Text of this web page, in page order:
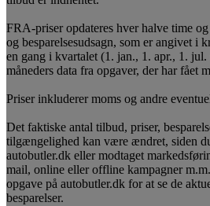
FRA-priser opdateres hver halve time
og besparelsesudsagn, som er angivet i
en gang i kvartalet (1. jan., 1. apr., 1. jul.
måneders data fra opgaver, der har fået
Priser inkluderer moms og andre
Det faktiske antal tilbud, priser,
tilgængelighed kan være ændret, siden
autobutler.dk eller modtaget
mail, online eller offline kampagner
opgave på autobutler.dk for at se de
besparelser.